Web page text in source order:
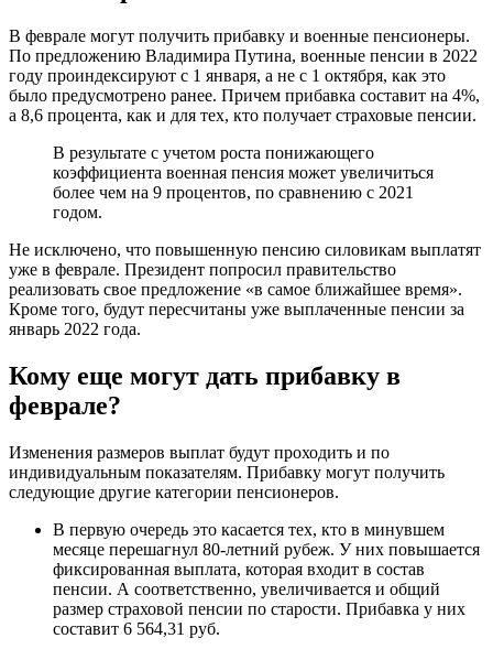
В феврале могут получить прибавку и военные пенсионеры.
По предложению Владимира Путина, военные пенсии в 2022
году проиндексируют с 1 января, а не с 1 октября, как это
было предусмотрено ранее. Причем прибавка составит на 4%,
а 8,6 процента, как и для тех, кто получает страховые пенсии.
В результате с учетом роста понижающего
коэффициента военная пенсия может увеличиться
более чем на 9 процентов, по сравнению с 2021
годом.
Не исключено, что повышенную пенсию силовикам выплатят
уже в феврале. Президент попросил правительство
реализовать свое предложение «в самое ближайшее время».
Кроме того, будут пересчитаны уже выплаченные пенсии за
январь 2022 года.
Кому еще могут дать прибавку в
феврале?
Изменения размеров выплат будут проходить и по
индивидуальным показателям. Прибавку могут получить
следующие другие категории пенсионеров.
В первую очередь это касается тех, кто в минувшем
месяце перешагнул 80-летний рубеж. У них повышается
фиксированная выплата, которая входит в состав
пенсии. А соответственно, увеличивается и общий
размер страховой пенсии по старости. Прибавка у них
составит 6 564,31 руб.